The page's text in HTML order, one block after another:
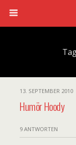
13. SEPTEMBER 2010
Humör Hoody
9 ANTWORTEN